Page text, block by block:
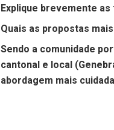
Explique brevemente
Quais as propostas
Sendo a comunidade
cantonal e local
abordagem mais